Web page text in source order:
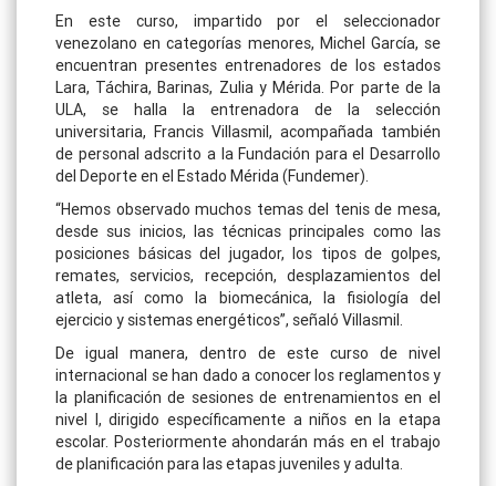
En este curso, impartido por el seleccionador
venezolano en categorías menores, Michel García, se
encuentran presentes entrenadores de los estados
Lara, Táchira, Barinas, Zulia y Mérida. Por parte de la
ULA, se halla la entrenadora de la selección
universitaria, Francis Villasmil, acompañada también
de personal adscrito a la Fundación para el Desarrollo
del Deporte en el Estado Mérida (Fundemer).
“Hemos observado muchos temas del tenis de mesa,
desde sus inicios, las técnicas principales como las
posiciones básicas del jugador, los tipos de golpes,
remates, servicios, recepción, desplazamientos del
atleta, así como la biomecánica, la fisiología del
ejercicio y sistemas energéticos”, señaló Villasmil.
De igual manera, dentro de este curso de nivel
internacional se han dado a conocer los reglamentos y
la planificación de sesiones de entrenamientos en el
nivel I, dirigido específicamente a niños en la etapa
escolar. Posteriormente ahondarán más en el trabajo
de planificación para las etapas juveniles y adulta.